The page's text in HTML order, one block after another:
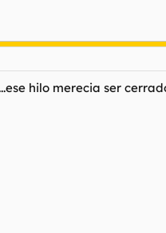
hilo merecia ser